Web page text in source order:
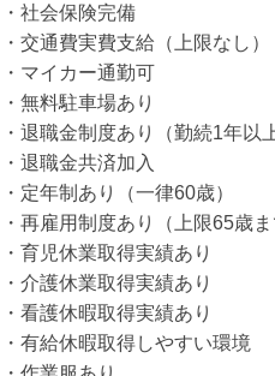
・社会保険完備
・交通費実費支給（上限なし）
・マイカー通勤可
・無料駐車場あり
・退職金制度あり（勤続1年以
・退職金共済加入
・定年制あり（一律60歳）
・再雇用制度あり（上限65歳
・育児休業取得実績あり
・介護休業取得実績あり
・看護休暇取得実績あり
・有給休暇取得しやすい環境